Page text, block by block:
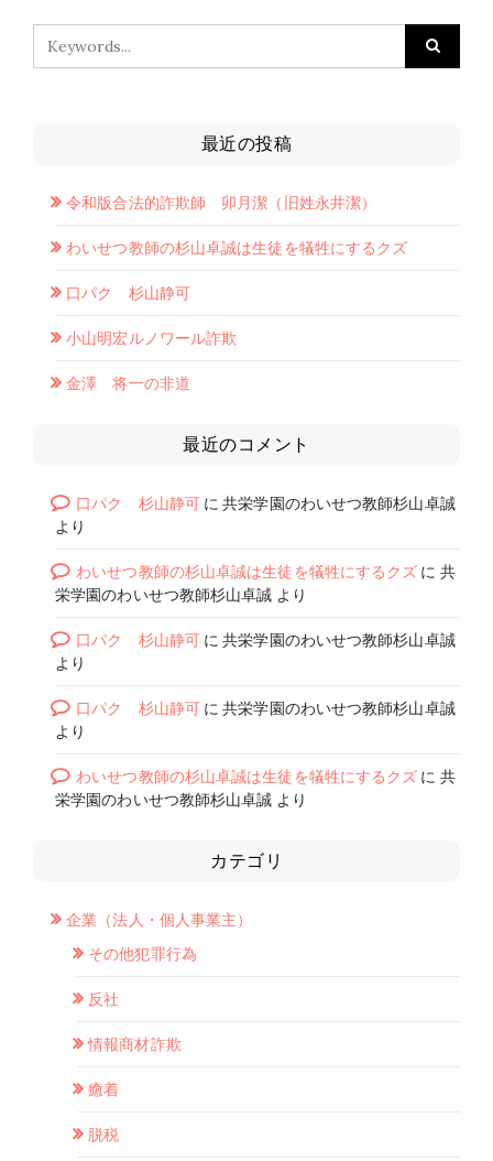
最近の投稿
令和版合法的詐欺師 卯月潔（旧姓永井潔）
わいせつ教師の杉山卓誠は生徒を犠牲にするクズ
口パク 杉山静可
小山明宏ルノワール詐欺
金澤 将一の非道
最近のコメント
口パク 杉山静可に共栄学園のわいせつ教師杉山卓誠
より
わいせつ教師の杉山卓誠は生徒を犠牲にするクズ に 共
栄学園のわいせつ教師杉山卓誠 より
口パク 杉山静可に共栄学園のわいせつ教師杉山卓誠
より
口パク 杉山静可に共栄学園のわいせつ教師杉山卓誠
より
わいせつ教師の杉山卓誠は生徒を犠牲にするクズ に 共
栄学園のわいせつ教師杉山卓誠 より
カテゴリ
企業（法人・個人事業主）
その他犯罪行為
反社
情報商材詐欺
癒着
脱税